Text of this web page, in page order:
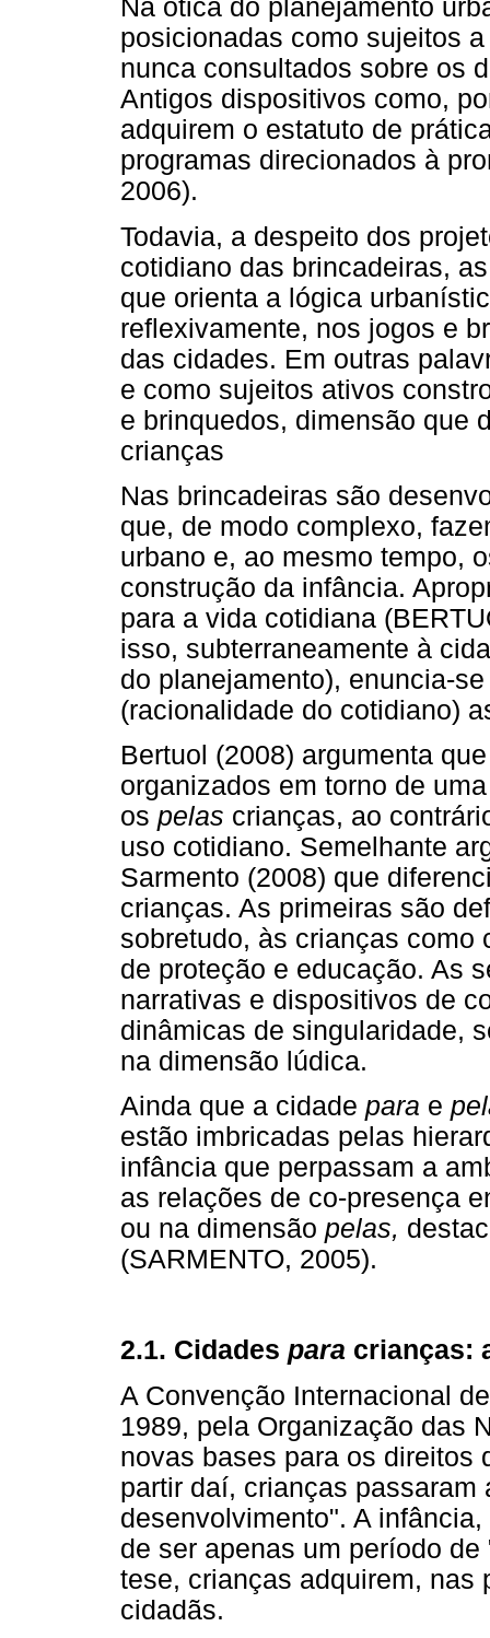
Na ótica do planejamento
posicionadas como sujeitos
nunca consultados sobre os
Antigos dispositivos como,
adquirem o estatuto de
programas direcionados à
2006).
Todavia, a despeito dos
cotidiano das brincadeiras,
que orienta a lógica
reflexivamente, nos jogos e
das cidades. Em outras
e como sujeitos ativos
e brinquedos, dimensão que
crianças
Nas brincadeiras são
que, de modo complexo,
urbano e, ao mesmo tempo,
construção da infância.
para a vida cotidiana
isso, subterraneamente à
do planejamento), enuncia-
(racionalidade do cotidiano)
Bertuol (2008) argumenta
organizados em torno de
os pelas crianças, ao
uso cotidiano. Semelhante
Sarmento (2008) que
crianças. As primeiras são
sobretudo, às crianças como
de proteção e educação. As
narrativas e dispositivos de
dinâmicas de singularidade,
na dimensão lúdica.
Ainda que a cidade para e
estão imbricadas pelas
infância que perpassam a
as relações de co-presença
ou na dimensão pelas,
(SARMENTO, 2005).
2.1. Cidades para crianças:
A Convenção Internacional
1989, pela Organização das
novas bases para os direitos
partir daí, crianças
desenvolvimento". A
de ser apenas um período
tese, crianças adquirem, nas
cidadãs.